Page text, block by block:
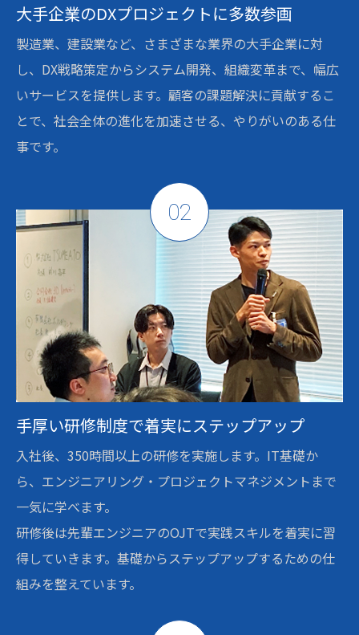
大手企業のDXプロジェクトに多数参画
製造業、建設業など、さまざまな業界の大手企業に対
し、DX戦略策定からシステム開発、組織変革まで、幅広
いサービスを提供します。顧客の課題解決に貢献するこ
とで、社会全体の進化を加速させる、やりがいのある仕
事です。
02
手厚い研修制度で着実にステップアップ
入社後、350時間以上の研修を実施します。IT基礎か
ら、エンジニアリング・プロジェクトマネジメントまで
一気に学べます。
研修後は先輩エンジニアのOJTで実践スキルを着実に習
得していきます。基礎からステップアップするための仕
組みを整えています。